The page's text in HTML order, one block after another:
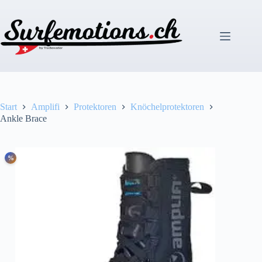
springen
Start Amplifi Protektoren
Knöchelprotektoren
Ankle Brace